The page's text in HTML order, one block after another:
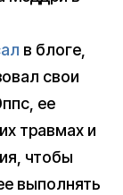
в блоге,
свои
ее
травмах и
чтобы
выполнять